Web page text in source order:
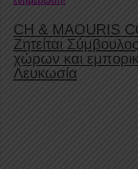
CH & MAOURIS
Ζητείται
χώρων και
Λευκωσία